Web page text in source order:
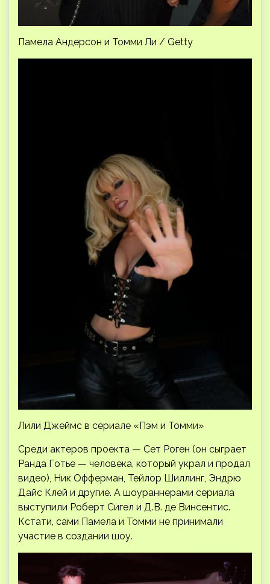
Памела Андерсон и Томми Ли / Getty
Лили Джеймс в сериале «Пэм и Томми»
Среди актеров проекта — Сет Роген (он сыграет
Ранда Готье — человека, который украл и продал
видео), Ник Офферман, Тейлор Шиллинг, Эндрю
Дайс Клей и другие. А шоураннерами сериала
выступили Роберт Сигел и Д.В. де Винсентис.
Кстати, сами Памела и Томми не принимали
участие в создании шоу.